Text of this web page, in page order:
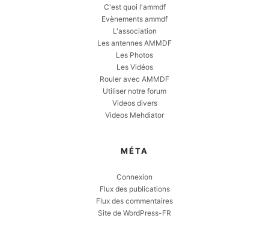
C'est quoi l'ammdf
Evènements ammdf
L'association
Les antennes AMMDF
Les Photos
Les Vidéos
Rouler avec AMMDF
Utiliser notre forum
Videos divers
Videos Mehdiator
MÉTA
Connexion
Flux des publications
Flux des commentaires
Site de WordPress-FR